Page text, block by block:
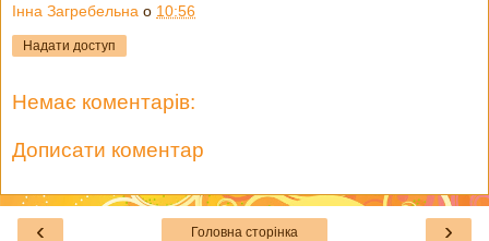
Інна Загребельна о 10:56
Надати доступ
Немає коментарів:
Дописати коментар
‹ ›
Головна сторінка